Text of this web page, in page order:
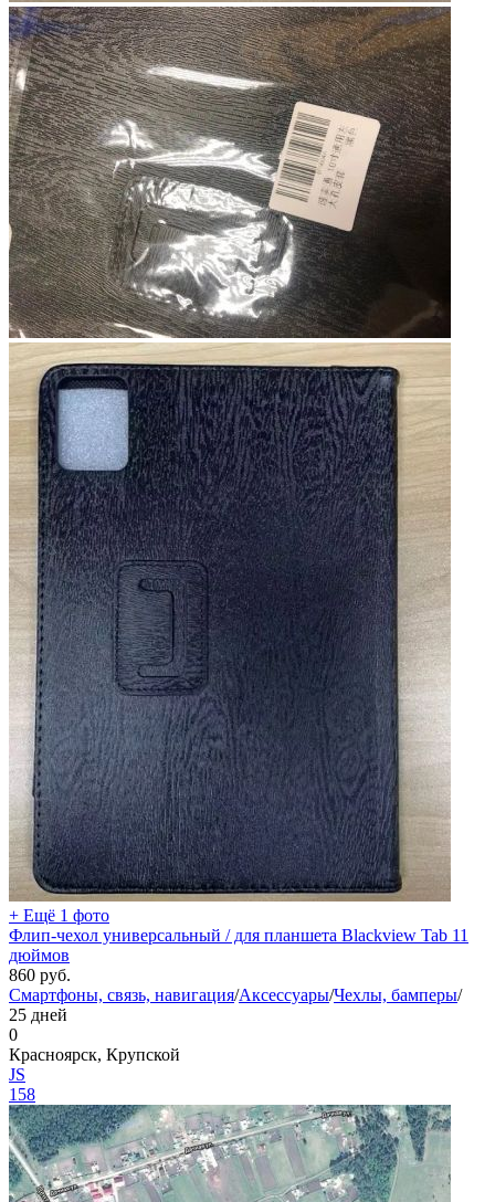
+ Ещё 1 фото
Флип-чехол универсальный / для планшета Blackview Tab 11
дюймов
860 руб.
Смартфоны, связь, навигация/Аксессуары/Чехлы, бамперы/
25 дней
0
Красноярск, Крупской
JS
158